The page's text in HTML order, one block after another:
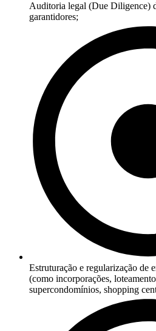
Auditoria legal (Due Diligence)
garantidores;
Estruturação e regularização de
(como incorporações,
supercondomínios, shopping